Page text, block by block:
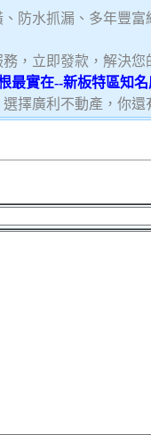
防水抓漏、多年豐
，立即發款，解決您
最實在--新板特區知
擇廣利不動產，你還